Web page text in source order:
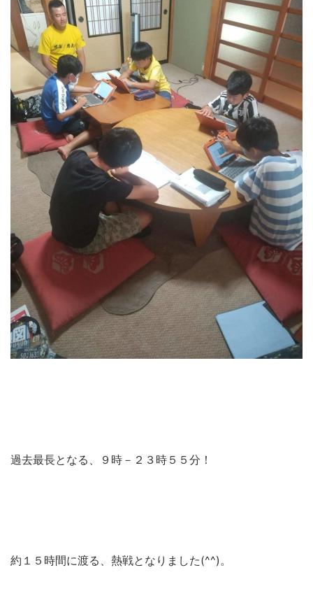
過去最長となる、９時－２３時５５分！
約１５時間に渡る、熱戦となりました(^^)。